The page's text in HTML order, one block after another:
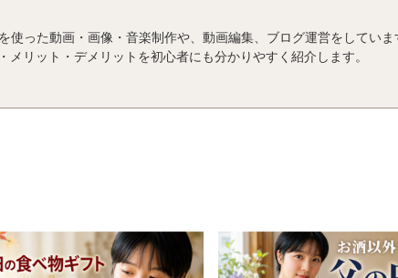
った動画・画像・音楽制作や、動画編集、ブログ運営をしていま
リット・デメリットを初心者にも分かりやすく紹介します。